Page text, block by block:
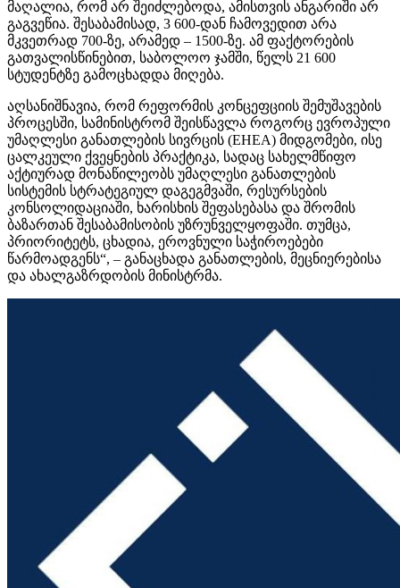
მაღალია, რომ არ შეიძლებოდა, ამისთვის ანგარიში არ
გაგვეწია. შესაბამისად, 3 600-დან ჩამოვედით არა
მკვეთრად 700-ზე, არამედ – 1500-ზე. ამ ფაქტორების
გათვალისწინებით, საბოლოო ჯამში, წელს 21 600
სტუდენტზე გამოცხადდა მიღება.
აღსანიშნავია, რომ რეფორმის კონცეფციის შემუშავების
პროცესში, სამინისტრომ შეისწავლა როგორც ევროპული
უმაღლესი განათლების სივრცის (EHEA) მიდგომები, ისე
ცალკეული ქვეყნების პრაქტიკა, სადაც სახელმწიფო
აქტიურად მონაწილეობს უმაღლესი განათლების
სისტემის სტრატეგიულ დაგეგმვაში, რესურსების
კონსოლიდაციაში, ხარისხის შეფასებასა და შრომის
ბაზართან შესაბამისობის უზრუნველყოფაში. თუმცა,
პრიორიტეტს, ცხადია, ეროვნული საჭიროებები
წარმოადგენს“, – განაცხადა განათლების, მეცნიერებისა
და ახალგაზრდობის მინისტრმა.